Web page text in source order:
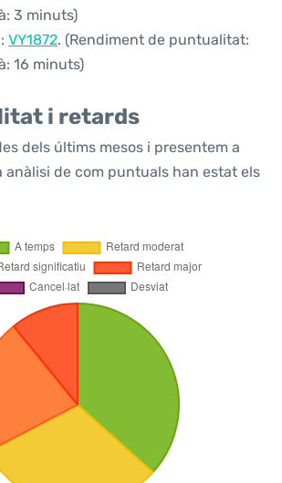
3 minuts)
VY1872. (Rendiment de puntualitat:
16 minuts)
i retards
dels últims mesos i presentem a
de com puntuals han estat els